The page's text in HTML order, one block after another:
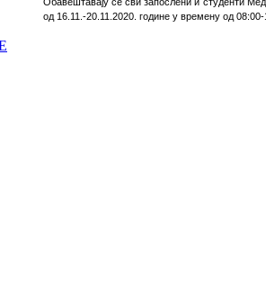
Обавештавају се сви запослени и студенти
од 16.11.-20.11.2020. године у времену од